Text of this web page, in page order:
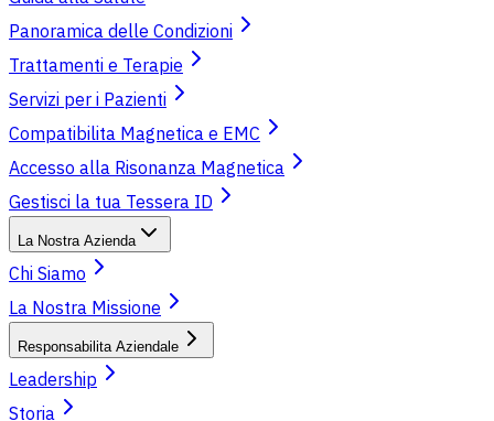
Panoramica delle Condizioni
Trattamenti e Terapie
Servizi per i Pazienti
Compatibilita Magnetica e EMC
Accesso alla Risonanza Magnetica
Gestisci la tua Tessera ID
La Nostra Azienda
Chi Siamo
La Nostra Missione
Responsabilita Aziendale
Leadership
Storia